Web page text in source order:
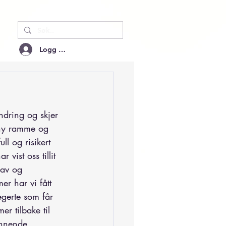
Logg inn
og skjer
ramme og
og risikert
vist oss tillit
og
har vi fått
som får
tilbake til